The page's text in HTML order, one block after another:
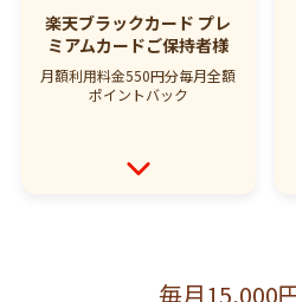
楽天ブラックカード プレ
ミアムカードご保持者様
月額利用料金550円分毎月全額
ポイントバック
毎月15,000